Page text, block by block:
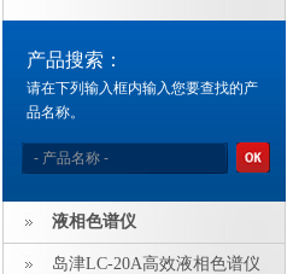
产品搜索：
请在下列输入框内输入您要查找的产
品名称。
液相色谱仪
岛津LC-20A高效液相色谱仪